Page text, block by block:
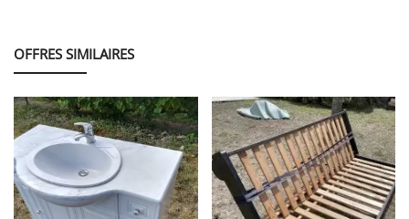
OFFRES SIMILAIRES